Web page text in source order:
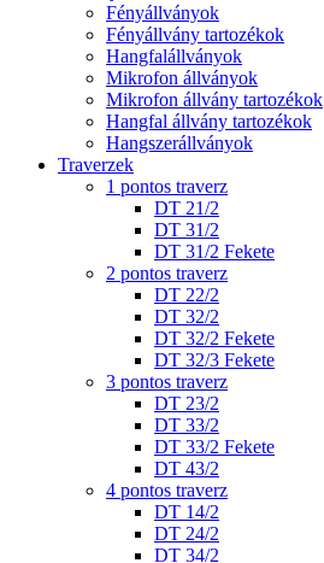
Fényállványok
Fényállvány tartozékok
Hangfalállványok
Mikrofon állványok
Mikrofon állvány tartozékok
Hangfal állvány tartozékok
Hangszerállványok
Traverzek
1 pontos traverz
DT 21/2
DT 31/2
DT 31/2 Fekete
2 pontos traverz
DT 22/2
DT 32/2
DT 32/2 Fekete
DT 32/3 Fekete
3 pontos traverz
DT 23/2
DT 33/2
DT 33/2 Fekete
DT 43/2
4 pontos traverz
DT 14/2
DT 24/2
DT 34/2